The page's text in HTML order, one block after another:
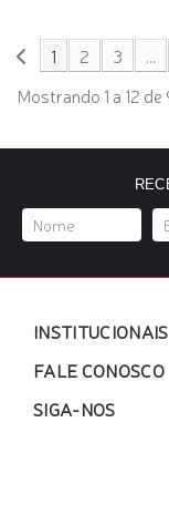
1 2 3 ...
Mostrando 1 a 12
INSTITUCIONAIS
FALE CONOSCO
SIGA-NOS